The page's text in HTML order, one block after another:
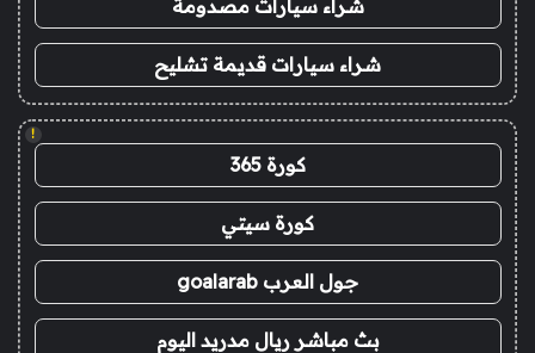
شراء سيارات مصدومة
شراء سيارات قديمة تشليح
!
كورة 365
كورة سيتي
جول العرب goalarab
بث مباشر ريال مدريد اليوم